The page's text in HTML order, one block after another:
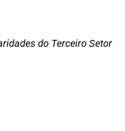
do Terceiro Setor